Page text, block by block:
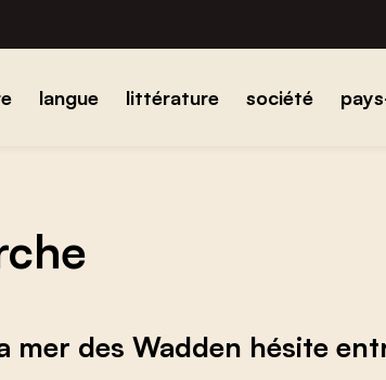
langue littérature société
mer des Wadden hésite